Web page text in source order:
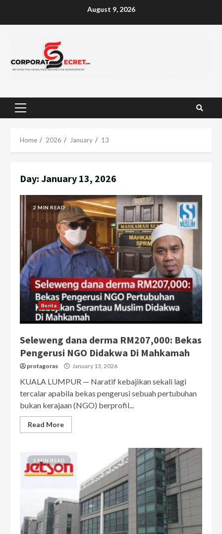
August 9, 2026
Primary
Home 2026 January 13
Day: January 13, 2026
2 MIN READ
Berita
Seleweng dana derma RM207,000: Bekas
Pengerusi NGO Didakwa Di Mahkamah
protagoras January 13, 2026
KUALA LUMPUR — Naratif kebajikan sekali lagi
tercalar apabila bekas pengerusi sebuah pertubuhan
bukan kerajaan (NGO) berprofil...
Read More
2 MIN READ